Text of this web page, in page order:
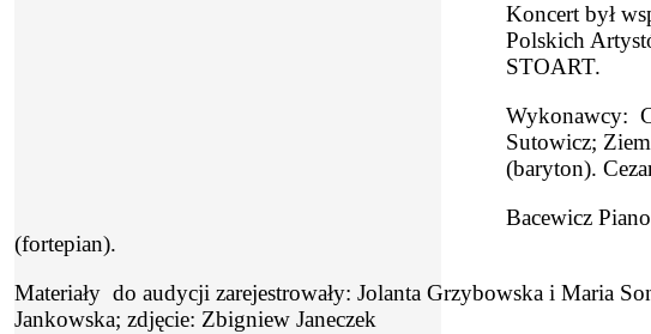
Koncert był
Polskich
STOART.
Wykonawcy:
Sutowicz;
(baryton).
Bacewicz
(fortepian).
Materiały do audycji zarejestrowały: Jolanta Grzybowska i Maria
Jankowska; zdjęcie: Zbigniew Janeczek